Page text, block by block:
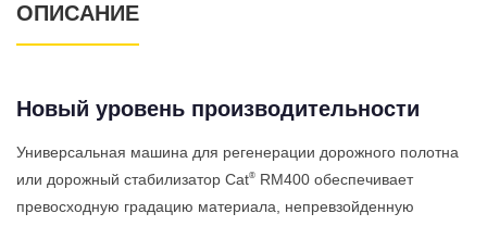
ОПИСАНИЕ
Новый уровень производительности
Универсальная машина для регенерации дорожного полотна
или дорожный стабилизатор Cat® RM400 обеспечивает
превосходную градацию материала, непревзойденную